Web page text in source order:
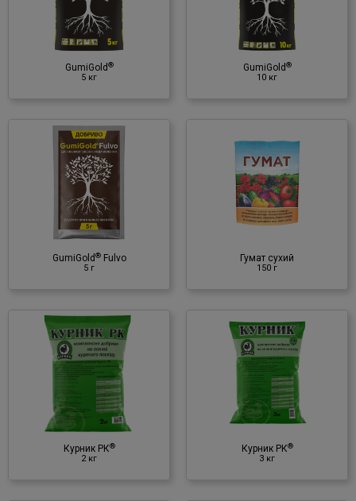
GumiGold ®
5 кг
GumiGold ®
10 кг
Органічне добриво
♦ гумінові речовини
GumiGold ®Fulvo
5 г
Гумат сухий
150 г
Гумат сухий
150 г
Органічне добриво
♦ гумінові речовини
Курник РК®
2 кг
Курник РК®
3 кг
Курник РК
3 кг
Органічне добриво
♦ гранульований курячий